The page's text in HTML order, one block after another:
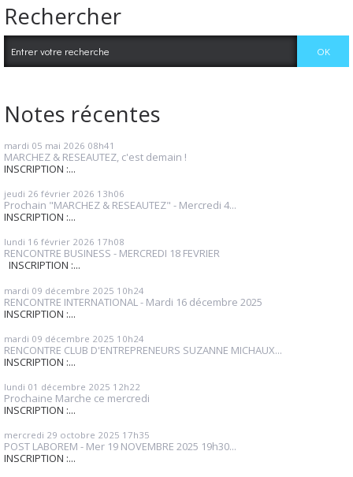
Rechercher
Notes récentes
mardi 05 mai 2026 08h41
MARCHEZ & RESEAUTEZ, c'est demain !
INSCRIPTION :...
jeudi 26 février 2026 13h06
Prochain "MARCHEZ & RESEAUTEZ" - Mercredi 4...
INSCRIPTION :...
lundi 16 février 2026 17h08
RENCONTRE BUSINESS - MERCREDI 18 FEVRIER
INSCRIPTION :...
mardi 09 décembre 2025 10h24
RENCONTRE INTERNATIONAL - Mardi 16 décembre 2025
INSCRIPTION :...
mardi 09 décembre 2025 10h24
RENCONTRE CLUB D'ENTREPRENEURS SUZANNE MICHAUX...
INSCRIPTION :...
lundi 01 décembre 2025 12h22
Prochaine Marche ce mercredi
INSCRIPTION :...
mercredi 29 octobre 2025 17h35
POST LABOREM - Mer 19 NOVEMBRE 2025 19h30...
INSCRIPTION :...